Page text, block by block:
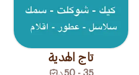
تاج الهدية